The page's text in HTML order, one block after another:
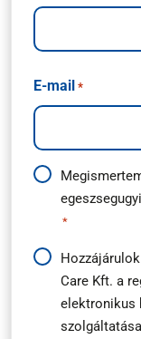
*
E-mail *
Adatkezelési
útmutató
*
Hírlevél
feliratkozás
Care Kft. a
elektronikus